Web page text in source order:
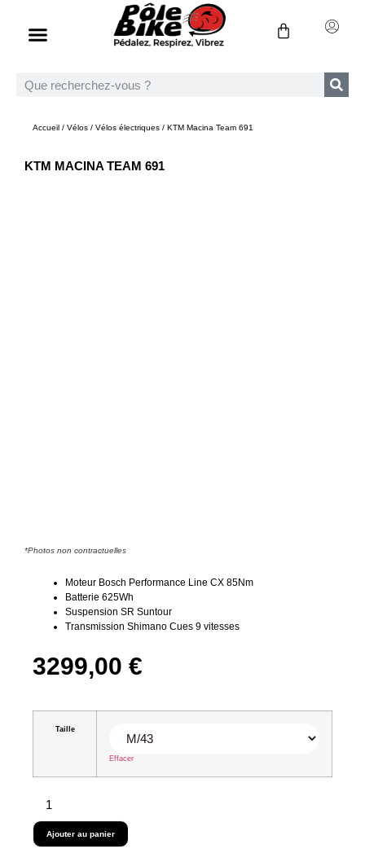
Accueil / Vélos / Vélos électriques / KTM Macina Team 691
KTM MACINA TEAM 691
*Photos non contractuelles
Moteur Bosch Performance Line CX 85Nm
Batterie 625Wh
Suspension SR Suntour
Transmission Shimano Cues 9 vitesses
3299,00 €
Taille
Effacer
Ajouter au panier